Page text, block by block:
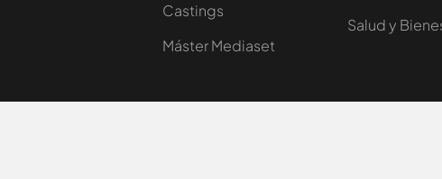
Castings
Máster Mediaset
Salud y